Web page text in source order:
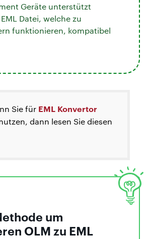
Geräte unterstützt
Datei, welche zu
funktionieren, kompatibel
Sie für EML Konvertor
dann lesen Sie diesen
um
OLM zu EML